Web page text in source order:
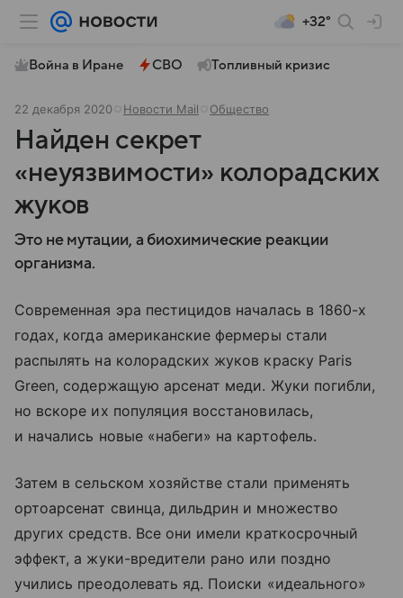
+32°
Война в Иране СВО Топливный кризис
22 декабря 2020 Новости Mail Общество
Найден секрет
«неуязвимости» колорадских
жуков
Это не мутации, а биохимические реакции
организма.
Современная эра пестицидов началась в 1860-х
годах, когда американские фермеры стали
распылять на колорадских жуков краску Paris
Green, содержащую арсенат меди. Жуки погибли,
но вскоре их популяция восстановилась,
и начались новые «набеги» на картофель.
Затем в сельском хозяйстве стали применять
ортоарсенат свинца, дильдрин и множество
других средств. Все они имели краткосрочный
эффект, а жуки-вредители рано или поздно
учились преодолевать яд. Поиски «идеального»